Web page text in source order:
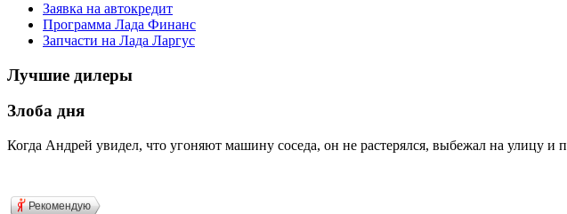
Заявка на автокредит
Программа Лада Финанс
Запчасти на Лада Ларгус
Лучшие дилеры
Злоба дня
Когда Андрей увидел, что угоняют машину соседа, он не растерялся, выбежал на улицу и
Рекомендую